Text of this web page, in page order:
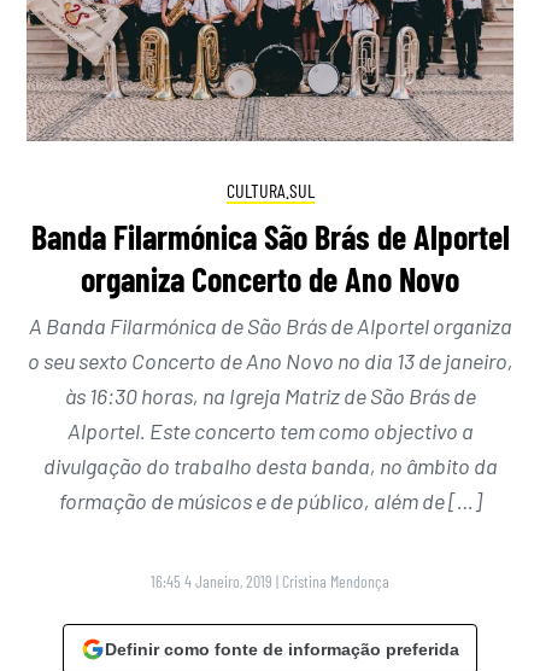
CULTURA.SUL
Banda Filarmónica São Brás de Alportel
organiza Concerto de Ano Novo
A Banda Filarmónica de São Brás de Alportel organiza
o seu sexto Concerto de Ano Novo no dia 13 de janeiro,
às 16:30 horas, na Igreja Matriz de São Brás de
Alportel. Este concerto tem como objectivo a
divulgação do trabalho desta banda, no âmbito da
formação de músicos e de público, além de […]
16:45 4 Janeiro, 2019 | Cristina Mendonça
Definir como fonte de informação preferida